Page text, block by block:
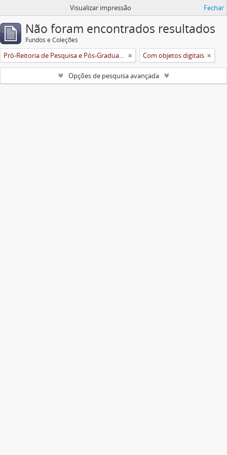
Visualizar impressão Fechar
Não foram encontrados resultados
Fundos e Coleções
Pró-Reitoria de Pesquisa e Pós-Graduação Com objetos digitais
Opções de pesquisa avançada